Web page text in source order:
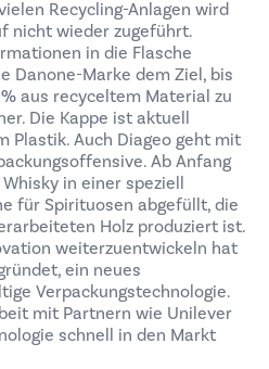
Recycling-Anlagen wird
nicht wieder zugeführt.
in die Flasche
Danone-Marke dem Ziel, bis
aus recyceltem Material zu
Die Kappe ist aktuell
Plastik. Auch Diageo geht mit
Ab Anfang
in einer speziell
für Spirituosen abgefüllt, die
Holz produziert ist.
weiterzuentwickeln hat
ein neues
Verpackungstechnologie.
mit Partnern wie Unilever
schnell in den Markt